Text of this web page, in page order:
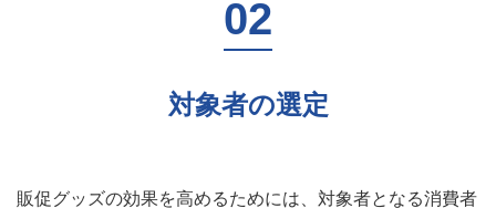
対象者の選定
販促グッズの効果を高めるためには、対象者となる消費者